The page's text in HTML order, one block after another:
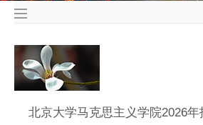
北京大学马克思主义学院2026年